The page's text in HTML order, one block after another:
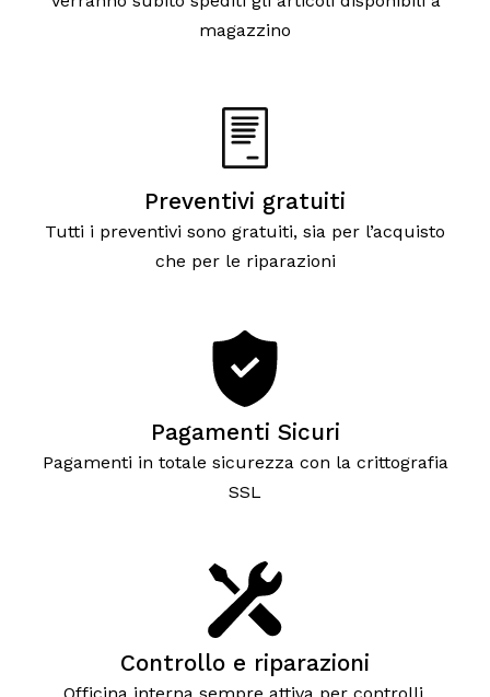
magazzino
Preventivi gratuiti
Tutti i preventivi sono gratuiti, sia per l’acquisto
che per le riparazioni
Pagamenti Sicuri
Pagamenti in totale sicurezza con la crittografia
SSL
Controllo e riparazioni